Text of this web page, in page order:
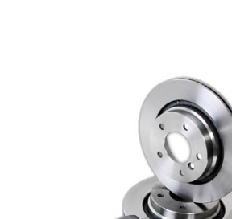
Bedrijfswagen parts